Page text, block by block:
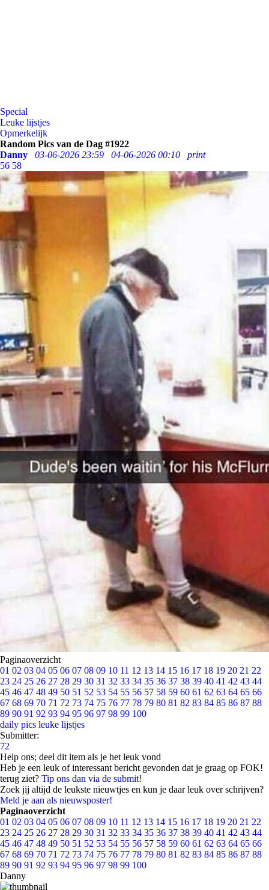
Special
Leuke lijstjes
Opmerkelijk
Random Pics van de Dag #1922
Danny
03-06-2026 23:59 04-06-2026 00:10
print
56 58
Paginaoverzicht
01 02 03 04 05 06 07 08 09 10 11 12 13 14 15 16 17 18 19 20 21 22
23 24 25 26 27 28 29 30 31 32 33 34 35 36 37 38 39 40 41 42 43 44
45 46 47 48 49 50 51 52 53 54 55 56 57 58 59 60 61 62 63 64 65 66
67 68 69 70 71 72 73 74 75 76 77 78 79 80 81 82 83 84 85 86 87 88
89 90 91 92 93 94 95 96 97 98 99 100
daily pics leuke lijstjes
Submitter:
72
Help ons; deel dit item als je het leuk vond
Heb je een leuk of interessant bericht gevonden dat je graag op FOK!
terug ziet? Tip ons dan via de submit!
Zoek jij altijd de leukste nieuwtjes en kun je daar leuk over schrijven?
Meld je aan als nieuwsposter!
Paginaoverzicht
01 02 03 04 05 06 07 08 09 10 11 12 13 14 15 16 17 18 19 20 21 22
23 24 25 26 27 28 29 30 31 32 33 34 35 36 37 38 39 40 41 42 43 44
45 46 47 48 49 50 51 52 53 54 55 56 57 58 59 60 61 62 63 64 65 66
67 68 69 70 71 72 73 74 75 76 77 78 79 80 81 82 83 84 85 86 87 88
89 90 91 92 93 94 95 96 97 98 99 100
Danny